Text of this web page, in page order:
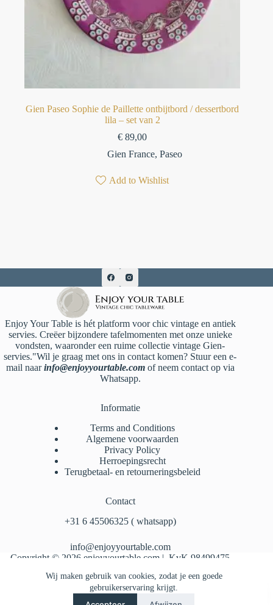
Wij maken gebruik van cookies, zodat je een goede
gebruikerservaring krijgt.
Gien Paseo Sophie de Paillette ontbijtbord / dessertbord
lila – set van 2
€ 89,00
Gien France, Paseo
Add to Wishlist
Enjoy Your Table is hét platform voor chic vintage en antiek
servies. Creëer bijzondere tafelmomenten met onze unieke
vondsten, waaronder een ruime collectie vintage Gien-
servies."Wil je graag met ons in contact komen? Stuur een e-
mail naarinfo@enjoyyourtable.comof neem contact op via
Whatsapp.
Informatie
Terms and Conditions
Algemene voorwaarden
Privacy Policy
Herroepingsrecht
Terugbetaal- en retourneringsbeleid
Contact
‪+31 6 45506325‬ ( whatsapp)
info@enjoyyourtable.com
Copyright © 2026 enjoyyourtable.com | KvK 98499475